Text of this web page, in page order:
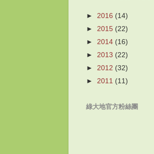
► 2016 (14)
► 2015 (22)
► 2014 (16)
► 2013 (22)
► 2012 (32)
► 2011 (11)
綠大地官方粉絲團